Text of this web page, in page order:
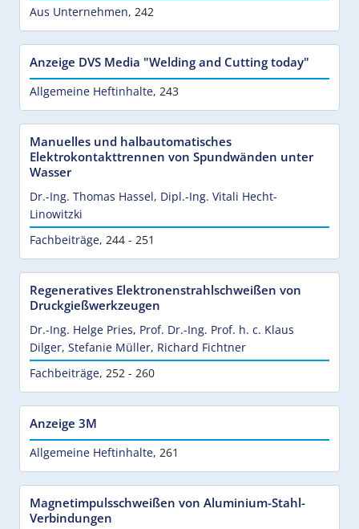
Aus Unternehmen, 242
Anzeige DVS Media "Welding and Cutting today"
Allgemeine Heftinhalte, 243
Manuelles und halbautomatisches
Elektrokontakttrennen von Spundwänden unter
Wasser
Dr.-Ing. Thomas Hassel, Dipl.-Ing. Vitali Hecht-
Linowitzki
Fachbeiträge, 244 - 251
Regeneratives Elektronenstrahlschweißen von
Druckgießwerkzeugen
Dr.-Ing. Helge Pries, Prof. Dr.-Ing. Prof. h. c. Klaus
Dilger, Stefanie Müller, Richard Fichtner
Fachbeiträge, 252 - 260
Anzeige 3M
Allgemeine Heftinhalte, 261
Magnetimpulsschweißen von Aluminium-Stahl-
Verbindungen